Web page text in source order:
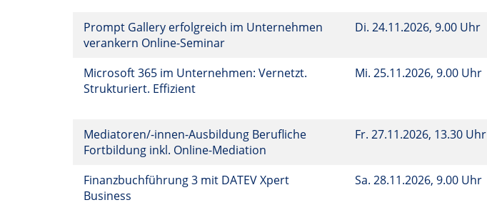
Prompt Gallery erfolgreich im Unternehmen
verankern Online-Seminar
Di. 24.11.2026, 9.00 Uhr
Microsoft 365 im Unternehmen: Vernetzt.
Strukturiert. Effizient
Mi. 25.11.2026, 9.00 Uhr
Mediatoren/-innen-Ausbildung Berufliche
Fortbildung inkl. Online-Mediation
Fr. 27.11.2026, 13.30 Uhr
Finanzbuchführung 3 mit DATEV Xpert
Business
Sa. 28.11.2026, 9.00 Uhr